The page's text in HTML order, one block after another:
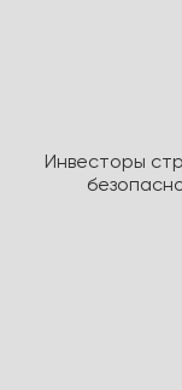
Инвесторы